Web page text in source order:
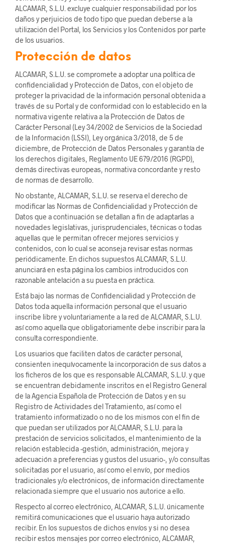
ALCAMAR, S.L.U. excluye cualquier responsabilidad por los
daños y perjuicios de todo tipo que puedan deberse a la
utilización del Portal, los Servicios y los Contenidos por parte
de los usuarios.
Protección de datos
ALCAMAR, S.L.U. se compromete a adoptar una política de
confidencialidad y Protección de Datos, con el objeto de
proteger la privacidad de la información personal obtenida a
través de su Portal y de conformidad con lo establecido en la
normativa vigente relativa a la Protección de Datos de
Carácter Personal (Ley 34/2002 de Servicios de la Sociedad
de la Información (LSSI), Ley orgánica 3/2018, de 5 de
diciembre, de Protección de Datos Personales y garantía de
los derechos digitales, Reglamento UE 679/2016 (RGPD),
demás directivas europeas, normativa concordante y resto
de normas de desarrollo.
No obstante, ALCAMAR, S.L.U. se reserva el derecho de
modificar las Normas de Confidencialidad y Protección de
Datos que a continuación se detallan a fin de adaptarlas a
novedades legislativas, jurisprudenciales, técnicas o todas
aquellas que le permitan ofrecer mejores servicios y
contenidos, con lo cual se aconseja revisar estas normas
periódicamente. En dichos supuestos ALCAMAR, S.L.U.
anunciará en esta página los cambios introducidos con
razonable antelación a su puesta en práctica.
Está bajo las normas de Confidencialidad y Protección de
Datos toda aquella información personal que el usuario
inscribe libre y voluntariamente a la red de ALCAMAR, S.L.U.
así como aquella que obligatoriamente debe inscribir para la
consulta correspondiente.
Los usuarios que faciliten datos de carácter personal,
consienten inequívocamente la incorporación de sus datos a
los ficheros de los que es responsable ALCAMAR, S.L.U. y que
se encuentran debidamente inscritos en el Registro General
de la Agencia Española de Protección de Datos y en su
Registro de Actividades del Tratamiento, así como el
tratamiento informatizado o no de los mismos con el fin de
que puedan ser utilizados por ALCAMAR, S.L.U. para la
prestación de servicios solicitados, el mantenimiento de la
relación establecida -gestión, administración, mejora y
adecuación a preferencias y gustos del usuario-, y/o consultas
solicitadas por el usuario, así como el envío, por medios
tradicionales y/o electrónicos, de información directamente
relacionada siempre que el usuario nos autorice a ello.
Respecto al correo electrónico, ALCAMAR, S.L.U. únicamente
remitirá comunicaciones que el usuario haya autorizado
recibir. En los supuestos de dichos envíos y si no desea
recibir estos mensajes por correo electrónico, ALCAMAR,